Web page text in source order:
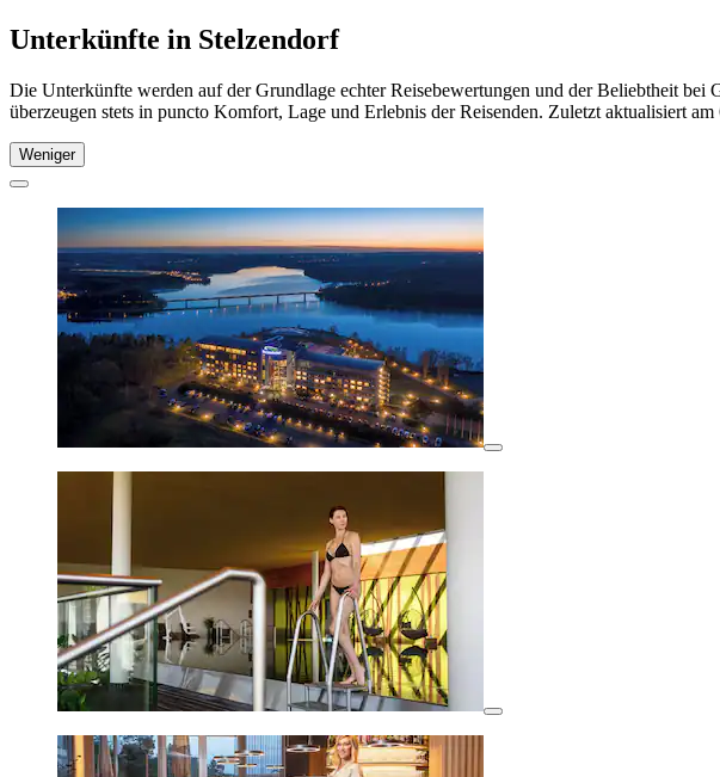
Unterkünfte in Stelzendorf
Die Unterkünfte werden auf der Grundlage echter Reisebewertungen und der Beliebtheit
überzeugen stets in puncto Komfort, Lage und Erlebnis der Reisenden. Zuletzt aktualisiert am
Weniger